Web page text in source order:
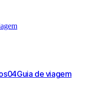
04Guia de viagem